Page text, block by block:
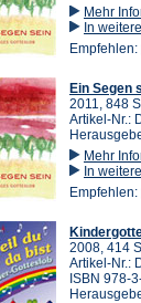
Mehr
In
Empfehlen:
Ein Segen
2011, 848
Artikel-Nr.:
Mehr
In
Empfehlen:
2008, 414
Artikel-Nr.:
ISBN 978-